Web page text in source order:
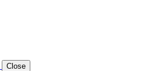
Close